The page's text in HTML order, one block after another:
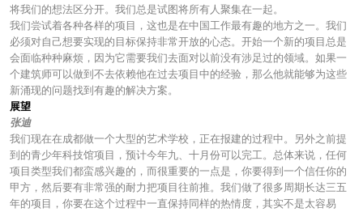
将我们的想法区分开。我们总是试图将所有人聚集在一起。
我们尝试着各种各样的项目，这也是在中国工作最有趣的地方之一。我们
必须对自己想要实现的目标保持非常开放的心态。开始一个新的项目总是
会面临种种麻烦，因为它需要我们去面对以前没有涉足过的领域。如果一
个建筑师可以做到不去依赖他在过去项目中的经验，那么他就能够为这些
新涌现的问题找到有趣的解决方案。
展望
张迪
我们现在在成都做一个大型的艺术学校，正在报建的过程中。另外之前提
到的青少年科技馆项目，预计今年九、十月份可以完工。总体来说，任何
项目类型我们都蛮感兴趣的，而很重要的一点是，你要得到一个信任你的
甲方，然后要有非常强的耐力把项目往前推。我们做了很多周期长达三五
年的项目，你要在这个过程中一直保持同样的热情度，其实不是太容易